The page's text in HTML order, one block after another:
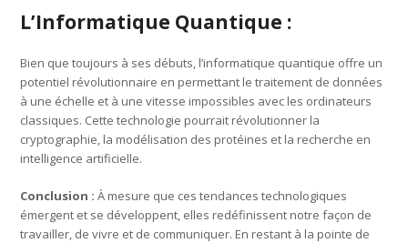
L’Informatique Quantique :
Bien que toujours à ses débuts, l’informatique quantique offre un
potentiel révolutionnaire en permettant le traitement de données
à une échelle et à une vitesse impossibles avec les ordinateurs
classiques. Cette technologie pourrait révolutionner la
cryptographie, la modélisation des protéines et la recherche en
intelligence artificielle.
Conclusion : À mesure que ces tendances technologiques
émergent et se développent, elles redéfinissent notre façon de
travailler, de vivre et de communiquer. En restant à la pointe de